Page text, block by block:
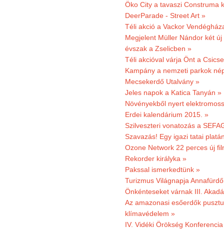
Öko City a tavaszi Construma
DeerParade - Street Art »
Téli akció a Vackor
Megjelent Müller Nándor két
évszak a Zselicben »
Téli akcióval várja Önt a
Kampány a nemzeti parkok
Mecsekerdő Utalvány »
Jeles napok a Katica Tanyán »
Növényekből nyert
Erdei kalendárium 2015. »
Szilveszteri vonatozás a
Szavazás! Egy igazi tatai
Ozone Network 22 perces új
Rekorder királyka »
Pakssal ismerkedtünk »
Turizmus Világnapja
Önkénteseket várnak III.
Az amazonasi esőerdők
klímavédelem »
IV. Vidéki Örökség